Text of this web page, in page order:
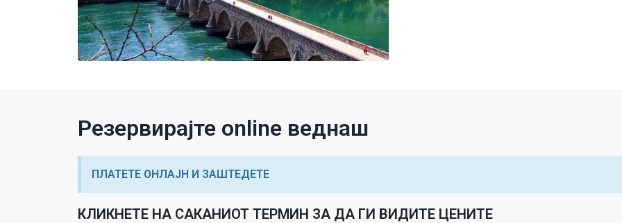
Резервирајте online веднаш
ПЛАТЕТЕ ОНЛАЈН И ЗАШТЕДЕТЕ
КЛИКНЕТЕ НА САКАНИОТ ТЕРМИН ЗА ДА ГИ ВИДИТЕ ЦЕНИТЕ